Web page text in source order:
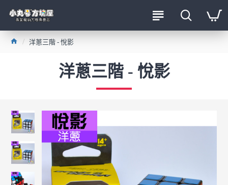
洋蔥三階 - 悅影
洋蔥三階 - 悅影